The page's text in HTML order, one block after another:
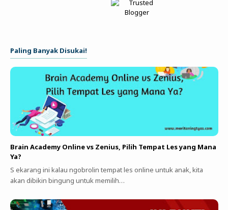
Paling Banyak Disukai!
Brain Academy Online vs Zenius, Pilih Tempat Les yang Mana
Ya?
S ekarang ini kalau ngobrolin tempat les online untuk anak, kita
akan dibikin bingung untuk memilih…